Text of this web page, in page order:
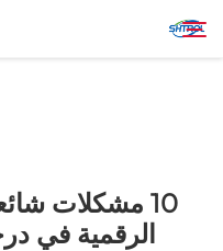
المنتجات10 مشكلات
الرقمية في